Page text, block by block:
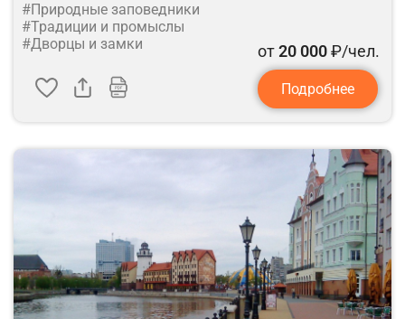
#Природные заповедники
#Традиции и промыслы
#Дворцы и замки
от20 000₽/чел.
Подробнее